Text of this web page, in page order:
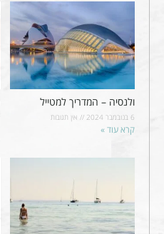
ולנסיה – המדריך למטייל
6 בנובמבר 2024 אין תגובות
קרא עוד »